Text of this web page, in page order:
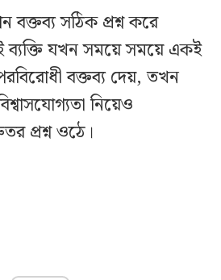
বক্তব্য সঠিক প্রশ্ন করে
যখন সময়ে সময়ে একই
বক্তব্য দেয়, তখন
নিয়েও
প্রশ্ন ওঠে।